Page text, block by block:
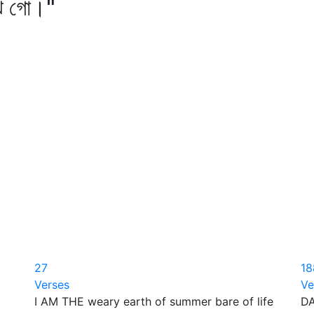
গো।"
27
Verses
I AM THE weary earth of summer bare of life